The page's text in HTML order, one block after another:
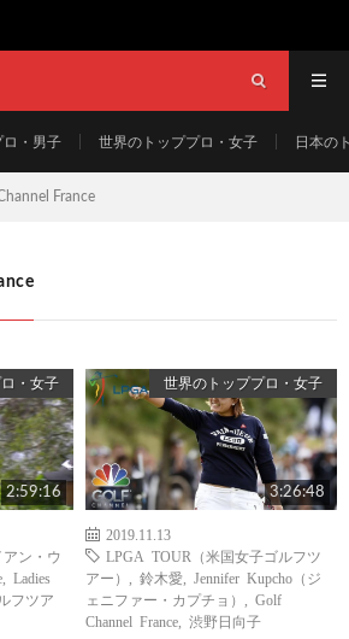
ロ・男子 世界のトッププロ・女子 日本の
France
・女子
2:59:16
アン・ウ
Ladies
フツア
世界のトッププロ・女子
3:26:48
2019.11.13
LPGA TOUR（米国女子ゴルフツ
アー）
鈴木愛
Jennifer Kupcho（ジ
ェニファー・カプチョ）
Golf
Channel France
渋野日向子